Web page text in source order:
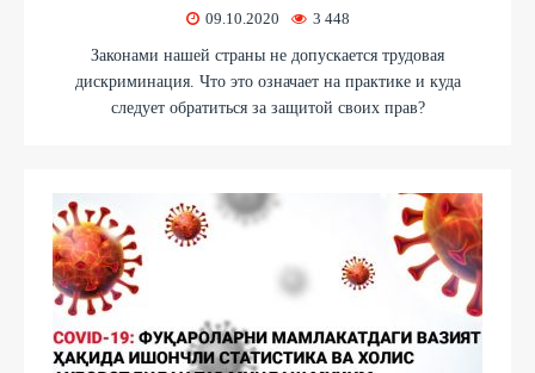
09.10.2020 3 448
Законами нашей страны не допускается трудовая
дискриминация. Что это означает на практике и куда
следует обратиться за защитой своих прав?